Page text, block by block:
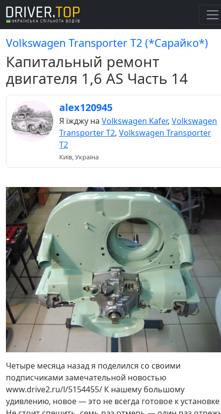
Volkswagen Transporter T2 (*Сарайко*)
Капитальный ремонт
двигателя 1,6 AS Часть 14
alex120945
Я їжджу на Volkswagen Kafer, Volkswagen
Transporter T2, Volkswagen Transporter
T2
Київ, Україна
Четыре месяца назад я поделился со своими
подписчиками замечательной новостью
www.drive2.ru/l/5154455/ К нашему большому
удивлению, новое — это не всегда готовое к установке